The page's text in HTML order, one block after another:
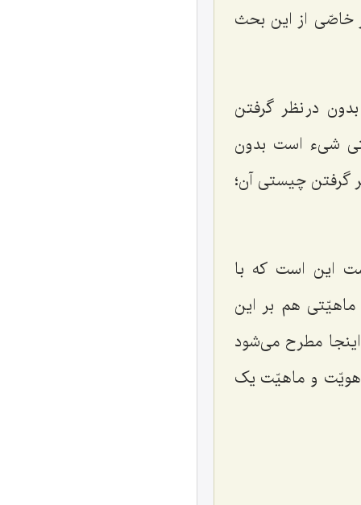
خاصّی از این بحث
در نظر گرفتن
شیء است بدون
گرفتن چیستی آن؛
این است که با
ماهیّتی هم بر این
اینجا مطرح می‌شود
هویّت و ماهیّت یک